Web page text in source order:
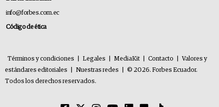
info@forbes.com.ec
Código de ética
Términos y condiciones Legales MediaKit Contacto
Valores y
estándares editoriales
Nuestras redes
© 2026. Forbes Ecuador.
Todos los derechos reservados.